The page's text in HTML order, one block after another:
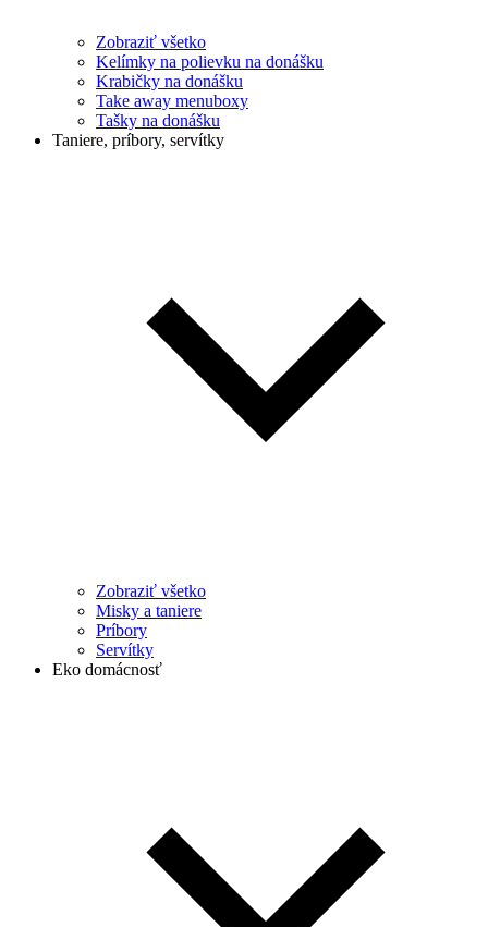
Zobraziť všetko
Kelímky na polievku na donášku
Krabičky na donášku
Take away menuboxy
Tašky na donášku
Taniere, príbory, servítky
Zobraziť všetko
Misky a taniere
Príbory
Servítky
Eko domácnosť